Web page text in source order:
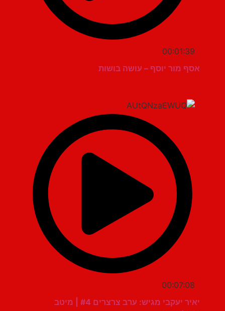
00:01:39
אסף מור יוסף – עושה בושות
00:07:08
יאיר יעקבי מגיש: ערב צרצרים #4 | מיטב